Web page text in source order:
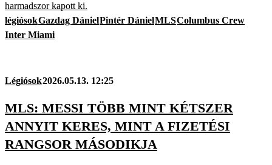
harmadszor kapott ki.
légiósokGazdag DánielPintér DánielMLSColumbus Crew
Inter Miami
Légiósok2026.05.13. 12:25
MLS: MESSI TÖBB MINT KÉTSZER
ANNYIT KERES, MINT A FIZETÉSI
RANGSOR MÁSODIKJA